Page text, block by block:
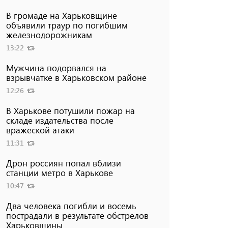
В громаде на Харьковщине
объявили траур по погибшим
железнодорожникам
13:22
Мужчина подорвался на
взрывчатке в Харьковском районе
12:26
В Харькове потушили пожар на
складе издательства после
вражеской атаки
11:31
Дрон россиян попал вблизи
станции метро в Харькове
10:47
Два человека погибли и восемь
пострадали в результате обстрелов
Харьковщины